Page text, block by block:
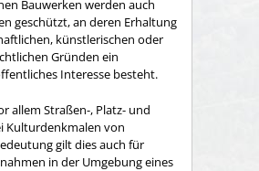
Bauwerken werden auch
geschützt, an deren Erhaltung
künstlerischen oder
Gründen ein
Interesse besteht.
allem Straßen-, Platz- und
Kulturdenkmalen von
gilt dies auch für
in der Umgebung eines